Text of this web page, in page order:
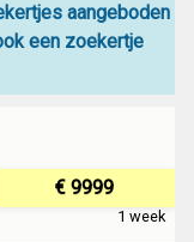
aangeboden
een zoekertje
€ 9999
1 week